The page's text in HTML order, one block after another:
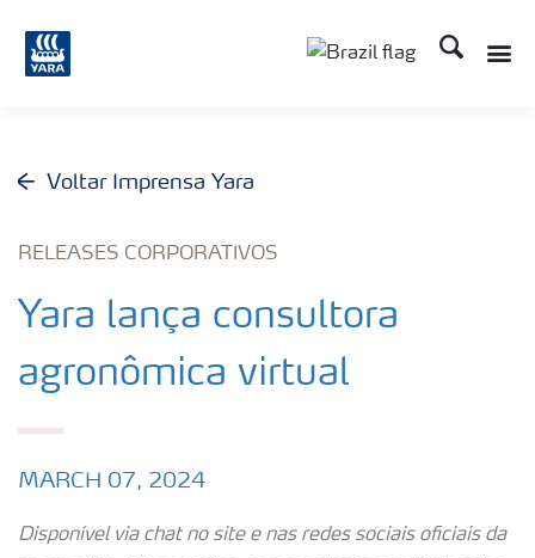
Busca
Voltar Imprensa Yara
RELEASES CORPORATIVOS
Yara lança consultora
agronômica virtual
MARCH 07, 2024
Disponível via chat no site e nas redes sociais oficiais da